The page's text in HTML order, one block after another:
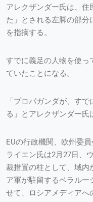
アレクザンダー氏は、
た」とされる左脚の部分
を指摘する。
すでに義足の人物を使っ
ていたことになる。
「プロパガンダが、す
る」とアレクザンダー氏
EUの行政機関、欧州委
ライエン氏は2月27日、
裁措置の柱として、域内
ア軍が駐留するベラルー
せて、ロシアメディアへ